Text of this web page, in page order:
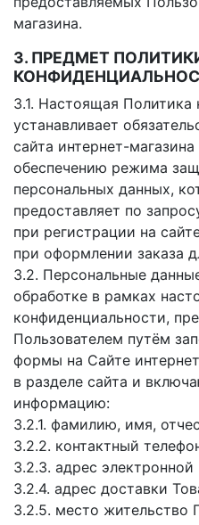
магазина.
3. ПРЕДМЕТ
3.1. Настоящая Политика
устанавливает
сайта интернет-
обеспечению режима
персональных данных,
предоставляет по
при регистрации на
при оформлении заказа
3.2. Персональные
обработке в рамках
конфиденциальности,
Пользователем путём
формы на Сайте
в разделе сайта и
информацию:
3.2.1. фамилию, имя,
3.2.2. контактный
3.2.3. адрес
3.2.4. адрес доставки
3.2.5. место жительство